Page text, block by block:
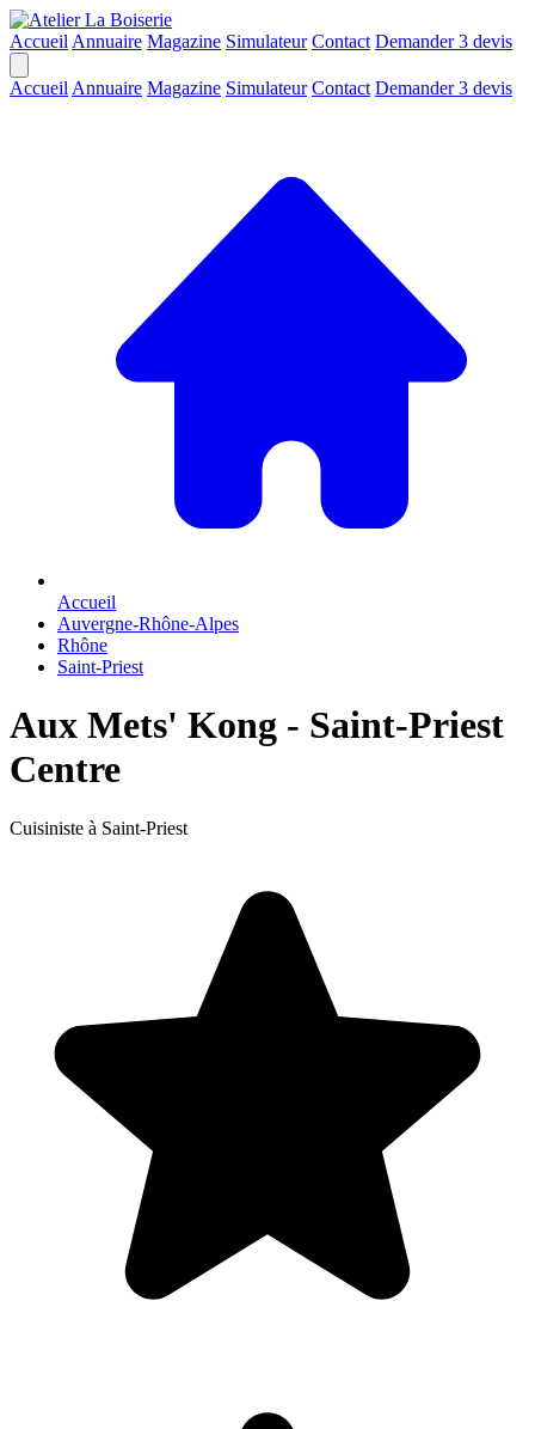
Accueil Annuaire Magazine Simulateur Contact Demander 3 devis
Accueil Annuaire Magazine Simulateur Contact Demander 3 devis
Accueil
Auvergne-Rhône-Alpes
Rhône
Saint-Priest
Aux Mets' Kong - Saint-Priest
Centre
Cuisiniste à Saint-Priest